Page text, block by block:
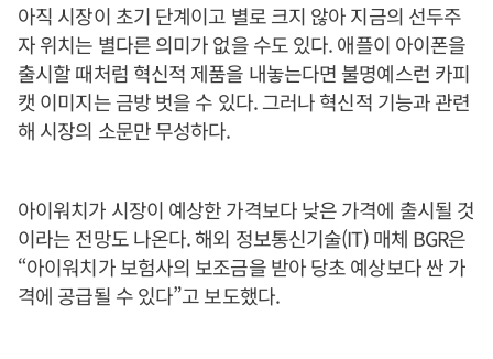
아직 시장이 초기 단계이고 별로 크지 않아 지금의 선두주
자 위치는 별다른 의미가 없을 수도 있다. 애플이 아이폰을
출시할 때처럼 혁신적 제품을 내놓는다면 불명예스런 카피
캣 이미지는 금방 벗을 수 있다. 그러나 혁신적 기능과 관련
해 시장의 소문만 무성하다.
아이워치가 시장이 예상한 가격보다 낮은 가격에 출시될 것
이라는 전망도 나온다. 해외 정보통신기술(IT) 매체 BGR은
“아이워치가 보험사의 보조금을 받아 당초 예상보다 싼 가
격에 공급될 수 있다”고 보도했다.